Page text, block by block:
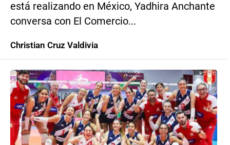
está realizando en México, Yadhira Anchante
conversa con El Comercio...
Christian Cruz Valdivia